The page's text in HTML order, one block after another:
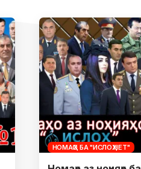
НОМАҲО БА "ИСЛОҲ.НЕТ"